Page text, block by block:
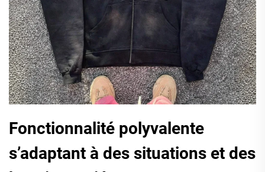
Fonctionnalité polyvalente
s’adaptant à des situations et des